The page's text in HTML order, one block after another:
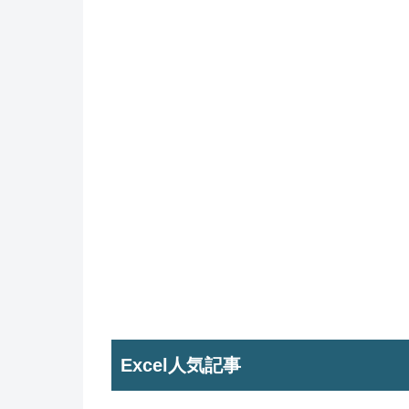
Excel人気記事